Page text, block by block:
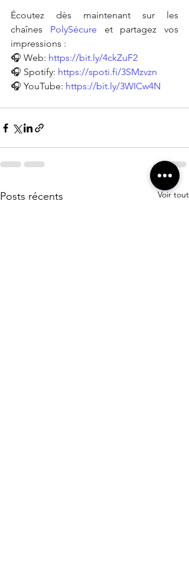
Écoutez dès maintenant sur les
chaînes PolySécure et partagez vos
impressions :
🎧 Web: https://bit.ly/4ckZuF2
🎧 Spotify: https://spoti.fi/3SMzvzn
🎧 YouTube: https://bit.ly/3WICw4N
Posts récents Voir tout